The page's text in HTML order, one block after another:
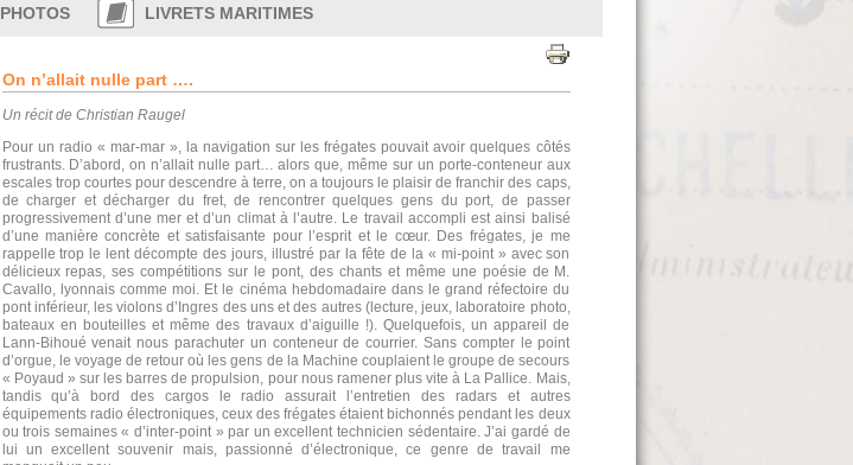
PHOTOS LIVRETS MARITIMES
On n’allait nulle part ….
Un récit de Christian Raugel
Pour un radio « mar-mar », la navigation sur les frégates pouvait avoir quelques côtés
frustrants. D’abord, on n’allait nulle part… alors que, même sur un porte-conteneur aux
escales trop courtes pour descendre à terre, on a toujours le plaisir de franchir des caps,
de charger et décharger du fret, de rencontrer quelques gens du port, de passer
progressivement d’une mer et d’un climat à l’autre. Le travail accompli est ainsi balisé
d’une manière concrète et satisfaisante pour l’esprit et le cœur. Des frégates, je me
rappelle trop le lent décompte des jours, illustré par la fête de la « mi-point » avec son
délicieux repas, ses compétitions sur le pont, des chants et même une poésie de M.
Cavallo, lyonnais comme moi. Et le cinéma hebdomadaire dans le grand réfectoire du
pont inférieur, les violons d’Ingres des uns et des autres (lecture, jeux, laboratoire photo,
bateaux en bouteilles et même des travaux d’aiguille !). Quelquefois, un appareil de
Lann-Bihoué venait nous parachuter un conteneur de courrier. Sans compter le point
d’orgue, le voyage de retour où les gens de la Machine couplaient le groupe de secours
« Poyaud » sur les barres de propulsion, pour nous ramener plus vite à La Pallice. Mais,
tandis qu’à bord des cargos le radio assurait l’entretien des radars et autres
équipements radio électroniques, ceux des frégates étaient bichonnés pendant les deux
ou trois semaines « d’inter-point » par un excellent technicien sédentaire. J’ai gardé de
lui un excellent souvenir mais, passionné d’électronique, ce genre de travail me